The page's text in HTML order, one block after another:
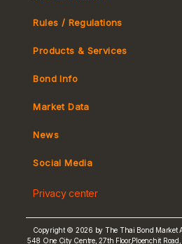
Rules / Regulations
Tax
Products & Services
MeBond
e-bookbuilding
Bond Info
Market Data
Yield Curve
News
Social Media
Privacy center
Copyright © 2026 by The Thai Bond Market
548 One City Centre, 27th Floor,Ploenchit